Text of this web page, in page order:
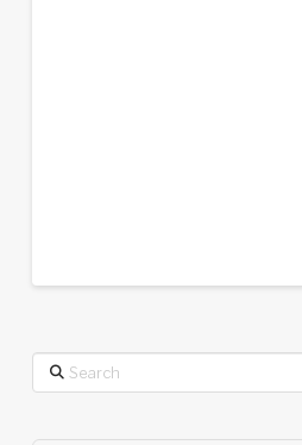
Search